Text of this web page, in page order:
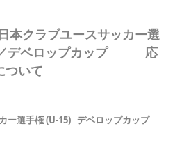
本クラブユースサッカー選
／デベロップカップ 応
ついて
ー選手権 (U-15) デベロップカップ